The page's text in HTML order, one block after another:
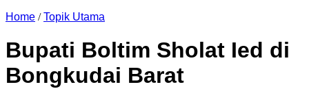
Home /Topik Utama
Bupati Boltim Sholat Ied di
Bongkudai Barat